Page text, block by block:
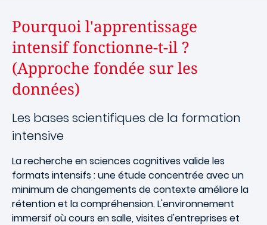
Pourquoi l'apprentissage
intensif fonctionne-t-il ?
(Approche fondée sur les
données)
Les bases scientifiques de la formation
intensive
La recherche en sciences cognitives valide les
formats intensifs : une étude concentrée avec un
minimum de changements de contexte améliore la
rétention et la compréhension. L'environnement
immersif où cours en salle, visites d'entreprises et